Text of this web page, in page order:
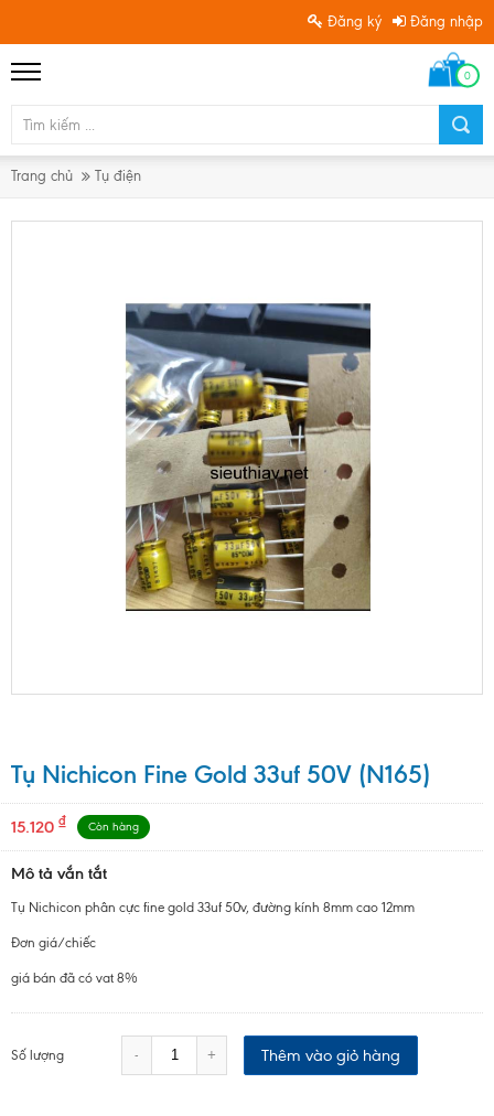
Đăng ký Đăng nhập
0
Trang chủ Tụ điện
Tụ Nichicon Fine Gold 33uf 50V (N165)
15.120 ₫ Còn hàng
Mô tả vắn tắt
Tụ Nichicon phân cực fine gold 33uf 50v, đường kính 8mm cao 12mm
Đơn giá/chiếc
giá bán đã có vat 8%
Số lượng - + Thêm vào giỏ hàng